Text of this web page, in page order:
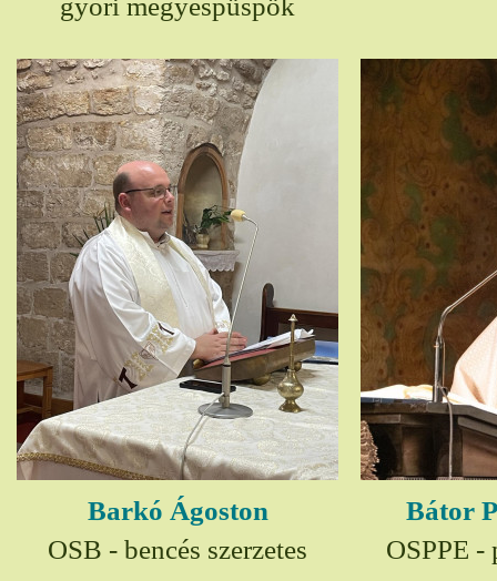
győri megyéspüspök
Barkó Ágoston
OSB - bencés szerzetes
Bátor
OSPPE -